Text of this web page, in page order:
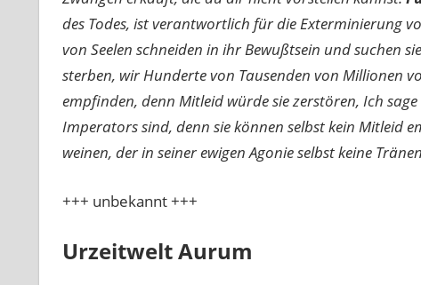
des Todes, ist verantwortlich für die Exterminierung
von Seelen schneiden in ihr Bewußtsein und suchen
sterben, wir Hunderte von Tausenden von Millionen
empfinden, denn Mitleid würde sie zerstören, Ich
Imperators sind, denn sie können selbst kein Mitleid
weinen, der in seiner ewigen Agonie selbst keine
+++ unbekannt +++
Urzeitwelt Aurum